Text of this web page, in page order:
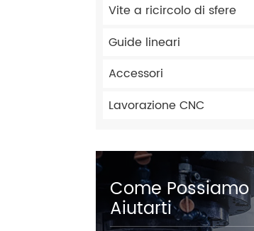
Vite a ricircolo di sfere
Guide lineari
Accessori
Lavorazione CNC
Come Possiamo
Aiutarti